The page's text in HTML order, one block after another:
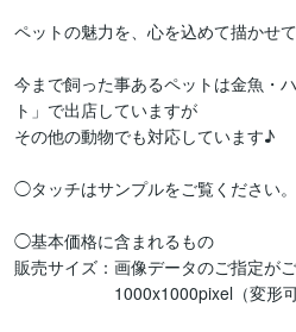
ペットの魅力を、心を込めて描かせて
今まで飼った事あるペットは金魚・
ト」で出店していますが
その他の動物でも対応しています♪
◯タッチはサンプルをご覧ください。
◯基本価格に含まれるもの
販売サイズ：画像データのご指定が
1000x1000pixel（変形可）